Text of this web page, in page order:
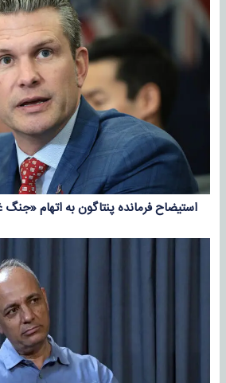
استیضاح فرمانده پنتاگون به اتهام «جنگ